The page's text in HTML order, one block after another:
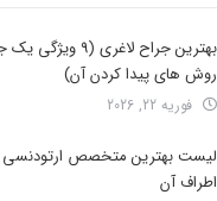
بهترین جراح
روش های پیدا کردن آن)
فوریه 22, 2026
لیست بهترین متخصص ارتودنسی
اطراف آن